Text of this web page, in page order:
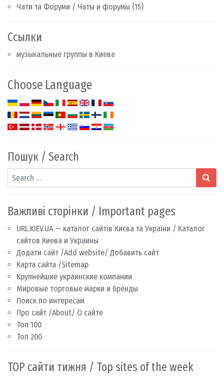
Чати та Форуми / Чаты и форумы (15)
Ссылки
музыкальные группы в Киеве
Choose Language
Пошук / Search
Search
Важливі сторінки / Important pages
URL.KIEV.UA — каталог сайтів Києва та України / Каталог
сайтов Киева и Украины
Додати сайт /Add website/ Добавить сайт
Карта сайта /Sitemap
Крупнейшие украинские компании
Мировые торговые марки и бренды
Поиск по интересам
Про сайт /About/ О сайте
Топ 100
Топ 200
TOP сайти тижня / Top sites of the week